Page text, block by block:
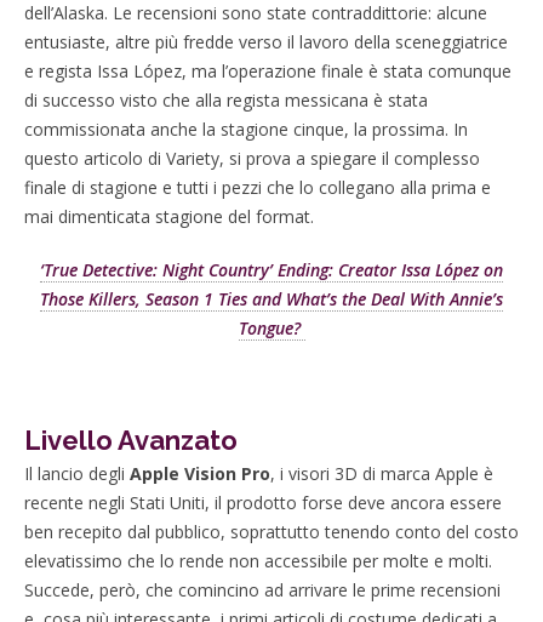
dell’Alaska. Le recensioni sono state contraddittorie: alcune
entusiaste, altre più fredde verso il lavoro della sceneggiatrice
e regista Issa López, ma l’operazione finale è stata comunque
di successo visto che alla regista messicana è stata
commissionata anche la stagione cinque, la prossima. In
questo articolo di Variety, si prova a spiegare il complesso
finale di stagione e tutti i pezzi che lo collegano alla prima e
mai dimenticata stagione del format.
‘True Detective: Night Country’ Ending: Creator Issa López on
Those Killers, Season 1 Ties and What’s the Deal With Annie’s
Tongue?
Livello Avanzato
Il lancio degli Apple Vision Pro, i visori 3D di marca Apple è
recente negli Stati Uniti, il prodotto forse deve ancora essere
ben recepito dal pubblico, soprattutto tenendo conto del costo
elevatissimo che lo rende non accessibile per molte e molti.
Succede, però, che comincino ad arrivare le prime recensioni